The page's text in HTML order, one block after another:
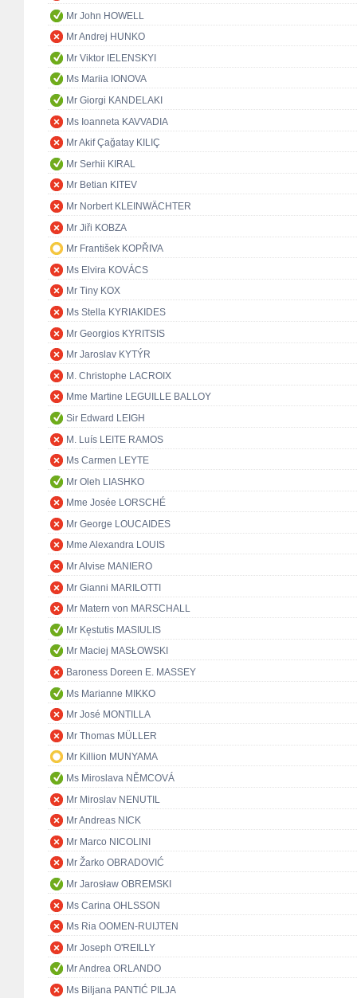
Mr John HOWELL
Mr Andrej HUNKO
Mr Viktor IELENSKYI
Ms Mariia IONOVA
Mr Giorgi KANDELAKI
Ms Ioanneta KAVVADIA
Mr Akif Çağatay KILIÇ
Mr Serhii KIRAL
Mr Betian KITEV
Mr Norbert KLEINWÄCHTER
Mr Jiři KOBZA
Mr František KOPŘIVA
Ms Elvira KOVÁCS
Mr Tiny KOX
Ms Stella KYRIAKIDES
Mr Georgios KYRITSIS
Mr Jaroslav KYTÝR
M. Christophe LACROIX
Mme Martine LEGUILLE BALLOY
Sir Edward LEIGH
M. Luís LEITE RAMOS
Ms Carmen LEYTE
Mr Oleh LIASHKO
Mme Josée LORSCHÉ
Mr George LOUCAIDES
Mme Alexandra LOUIS
Mr Alvise MANIERO
Mr Gianni MARILOTTI
Mr Matern von MARSCHALL
Mr Kęstutis MASIULIS
Mr Maciej MASŁOWSKI
Baroness Doreen E. MASSEY
Ms Marianne MIKKO
Mr José MONTILLA
Mr Thomas MÜLLER
Mr Killion MUNYAMA
Ms Miroslava NĚMCOVÁ
Mr Miroslav NENUTIL
Mr Andreas NICK
Mr Marco NICOLINI
Mr Žarko OBRADOVIĆ
Mr Jarosław OBREMSKI
Ms Carina OHLSSON
Ms Ria OOMEN-RUIJTEN
Mr Joseph O'REILLY
Mr Andrea ORLANDO
Ms Biljana PANTIĆ PILJA